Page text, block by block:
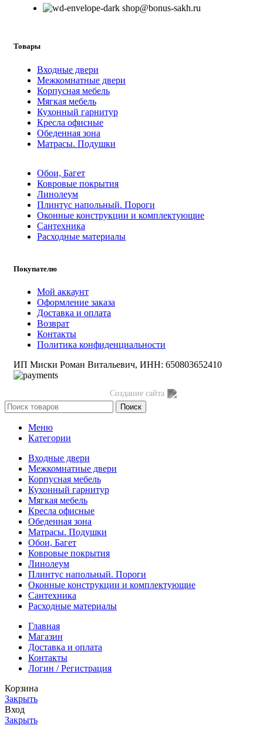
shop@bonus-sakh.ru
Товары
Входные двери
Межкомнатные двери
Корпусная мебель
Мягкая мебель
Кухонный гарнитур
Кресла офисные
Обеденная зона
Матрасы. Подушки
Обои, Багет
Ковровые покрытия
Линолеум
Плинтус напольный. Пороги
Оконные конструкции и комплектующие
Сантехника
Расходные материалы
Покупателю
Мой аккаунт
Оформление заказа
Доставка и оплата
Возврат
Контакты
Политика конфиденциальности
ИП Миски Роман Витальевич, ИНН: 650803652410
Создание сайта
Поиск
Меню
Категории
Входные двери
Межкомнатные двери
Корпусная мебель
Кухонный гарнитур
Мягкая мебель
Кресла офисные
Обеденная зона
Матрасы. Подушки
Обои, Багет
Ковровые покрытия
Линолеум
Плинтус напольный. Пороги
Оконные конструкции и комплектующие
Сантехника
Расходные материалы
Главная
Магазин
Доставка и оплата
Контакты
Логин / Регистрация
Корзина
Закрыть
Вход
Закрыть